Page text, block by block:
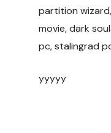
partition
movie, dark
pc, stalingrad
yyyyy